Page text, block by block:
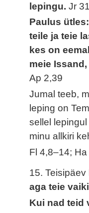
lepingu.Jr
Paulus
teile ja teie
kes on
meie
Ap 2,39
Jumal teeb,
leping on
sellel
minu allkiri
Fl 4,8–14;
15. Teisipäev
aga teie
Kui nad teid